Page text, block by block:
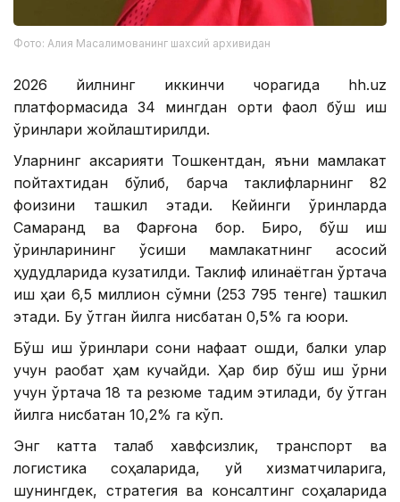
Фото: Алия Масалимованинг шахсий архивидан
2026 йилнинг иккинчи чорагида hh.uz
платформасида 34 мингдан ортиқ фаол бўш иш
ўринлари жойлаштирилди.
Уларнинг аксарияти Тошкентдан, яъни мамлакат
пойтахтидан бўлиб, барча таклифларнинг 82
фоизини ташкил этади. Кейинги ўринларда
Самарқанд ва Фарғона бор. Бироқ, бўш иш
ўринларининг ўсиши мамлакатнинг асосий
ҳудудларида кузатилди. Таклиф қилинаётган ўртача
иш ҳақи 6,5 миллион сўмни (253 795 тенге) ташкил
этади. Бу ўтган йилга нисбатан 0,5% га юқори.
Бўш иш ўринлари сони нафақат ошди, балки улар
учун рақобат ҳам кучайди. Ҳар бир бўш иш ўрни
учун ўртача 18 та резюме тақдим этилади, бу ўтган
йилга нисбатан 10,2% га кўп.
Энг катта талаб хавфсизлик, транспорт ва
логистика соҳаларида, уй хизматчиларига,
шунингдек, стратегия ва консалтинг соҳаларида